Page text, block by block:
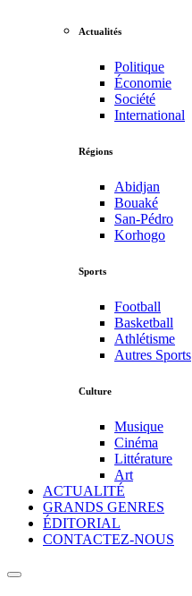
Actualités
Politique
Économie
Société
International
Régions
Abidjan
Bouaké
San-Pédro
Korhogo
Sports
Football
Basketball
Athlétisme
Autres Sports
Culture
Musique
Cinéma
Littérature
Art
ACTUALITÉ
GRANDS GENRES
ÉDITORIAL
CONTACTEZ-NOUS